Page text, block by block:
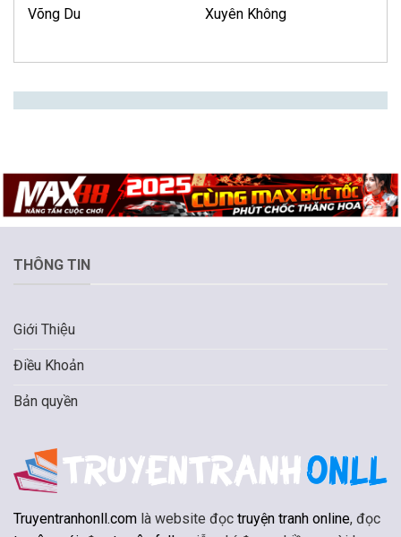
Võng Du Xuyên Không
THÔNG TIN
Giới Thiệu
Điều Khoản
Bản quyền
Truyentranhonll.com là website đọc truyện tranh online, đọc